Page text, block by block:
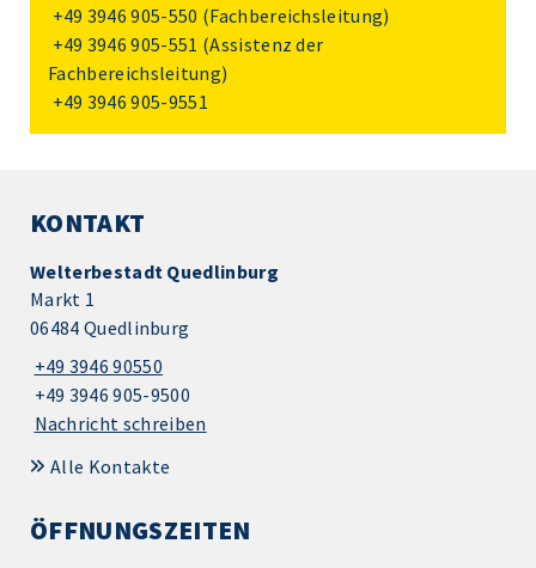
+49 3946 905-550 (Fachbereichsleitung)
+49 3946 905-551 (Assistenz der
Fachbereichsleitung)
+49 3946 905-9551
KONTAKT
Welterbestadt Quedlinburg
Markt 1
06484 Quedlinburg
+49 3946 90550
+49 3946 905-9500
Nachricht schreiben
Alle Kontakte
ÖFFNUNGSZEITEN